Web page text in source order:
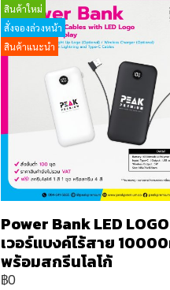
สินค้าใหม่
สั่งจองล่วงหน้า
สินค้าแนะนำ
Power Bank LED
เวอร์แบงค์ไร้สาย
พร้อมสกรีนโลโก้
฿0